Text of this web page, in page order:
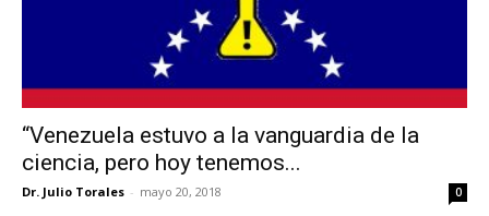
“Venezuela estuvo a la vanguardia de la
ciencia, pero hoy tenemos...
Dr. Julio Torales - mayo 20, 2018 0